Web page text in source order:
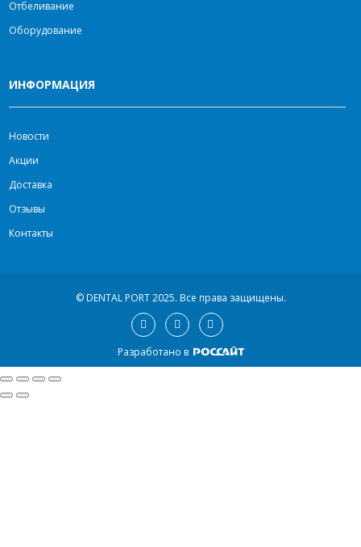
Отбеливание
Оборудование
ИНФОРМАЦИЯ
Новости
Акции
Доставка
Отзывы
Контакты
© DENTAL PORT 2025. Все права защищены.
Разработано в